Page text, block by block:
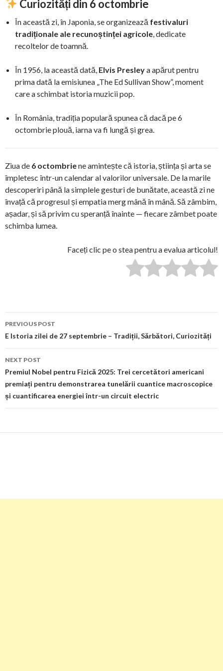
Curiozități din 6 octombrie
În această zi, în Japonia, se organizează festivaluri
tradiționale ale recunoștinței agricole, dedicate
recoltelor de toamnă.
În 1956, la această dată, Elvis Presleya apărut pentru
prima dată la emisiunea „The Ed Sullivan Show”, moment
care a schimbat istoria muzicii pop.
În România, tradiția populară spunea că dacă pe 6
octombrie plouă, iarna va fi lungă și grea.
Ziua de 6 octombriene amintește că istoria, știința și arta se
împletesc într-un calendar al valorilor universale. De la marile
descoperiri până la simplele gesturi de bunătate, această zi ne
învață că progresul și empatia merg mână în mână. Să zâmbim,
așadar, și să privim cu speranță înainte — fiecare zâmbet poate
schimba lumea.
Faceți clic pe o stea pentru a evalua articolul!
Post
navigation
PREVIOUS POST
E Istoria zilei de 27 septembrie – Tradiții, Sărbători, Curiozități
NEXT POST
Premiul Nobel pentru Fizică 2025: Trei cercetători americani
premiați pentru demonstrarea tunelării cuantice macroscopice
și cuantificarea energiei într-un circuit electric